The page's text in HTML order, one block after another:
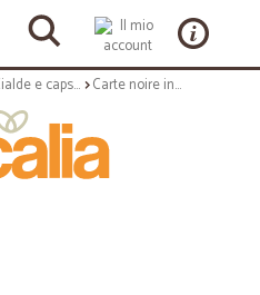
Cialde e capsule Carte noire intenso x nespresso caps x10